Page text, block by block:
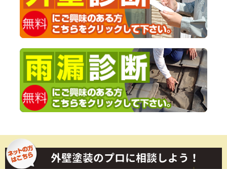
外壁塗装のプロに相談しよう！